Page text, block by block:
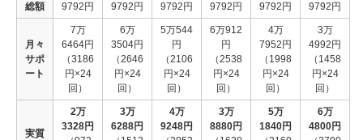
総額
9792円
9792円
9792円
9792円
9792円
9792円
月々
サポ
ート
7万
6464円
（3186
円×24
回）
6万
3504円
（2646
円×24
回）
5万544
円
（2106
円×24
回）
6万912
円
（2538
円×24
回）
4万
7952円
（1998
円×24
回）
3万
4992円
（1458
円×24
回）
実質
2万
3328円
3万
6288円
4万
9248円
3万
8880円
5万
1840円
6万
4800円